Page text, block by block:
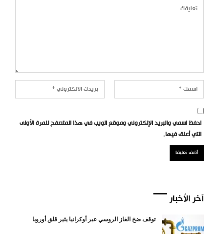
احفظ اسمي والبريد الإلكتروني وموقع الويب في هذا المتصفح للمرة الأولى
التي أعلق فيها.
آخر الأخبار
توقف ضخ الغاز الروسي عبر أوكرانيا يثير قلق أوروبا